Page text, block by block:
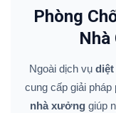
Phòng
Nhà
Ngoài dịch vụ diệt
cung cấp giải pháp
nhà xưởng giúp